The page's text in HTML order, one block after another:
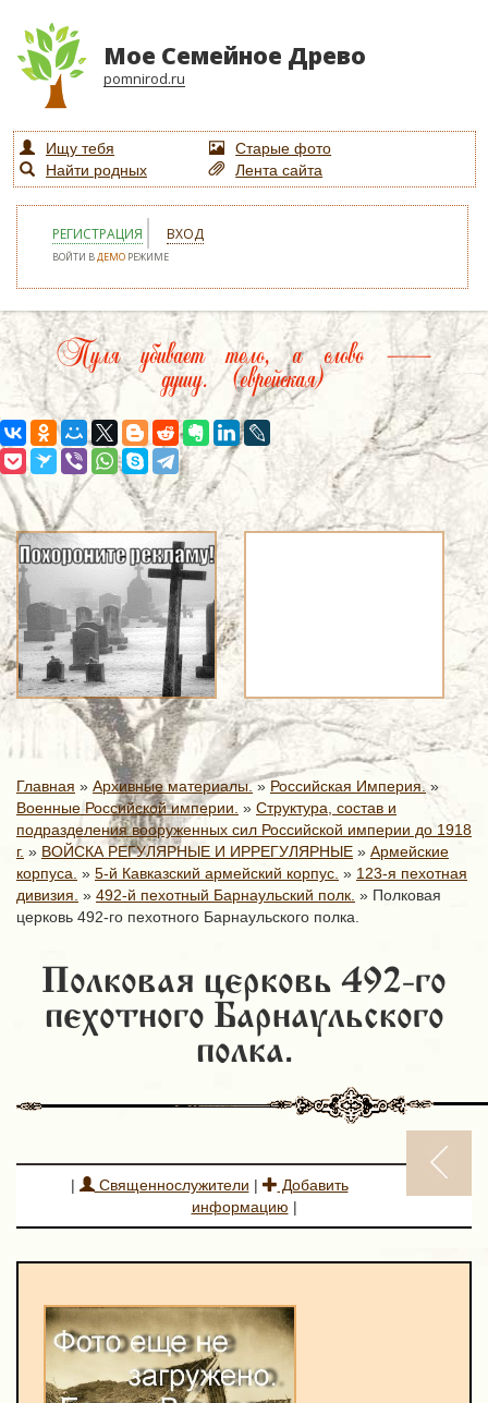
Мое Семейное Древо
pomnirod.ru
Ищу тебя
Старые фото
Найти родных
Лента сайта
РЕГИСТРАЦИЯ ВХОД
ВОЙТИ ВДЕМО РЕЖИМЕ
Пуля убивает тело, а слово —
душу. (еврейская)
Главная » Архивные материалы.» Российская Империя. »
Военные Российской империи. » Структура, состав и
подразделения вооруженных сил Российской империи до 1918
г. » ВОЙСКА РЕГУЛЯРНЫЕ И ИРРЕГУЛЯРНЫЕ » Армейские
корпуса. » 5-й Кавказский армейский корпус. » 123-я пехотная
дивизия. » 492-й пехотный Барнаульский полк. » Полковая
церковь 492-го пехотного Барнаульского полка.
Полковая церковь 492-го
пехотного Барнаульского
полка.
| Священнослужители |
Добавить
информацию |